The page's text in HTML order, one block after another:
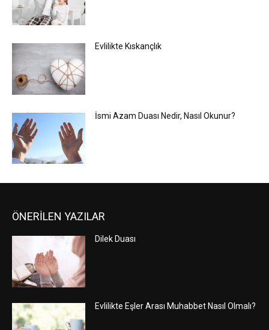
Evlilikte Kıskançlık
İsmi Azam Duası Nedir, Nasıl Okunur?
ÖNERİLEN YAZILAR
Dilek Duası
Evlilikte Eşler Arası Muhabbet Nasıl Olmalı?